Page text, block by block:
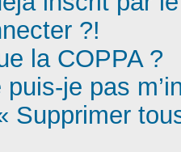
?!
la COPPA ?
je pas
Supprimer